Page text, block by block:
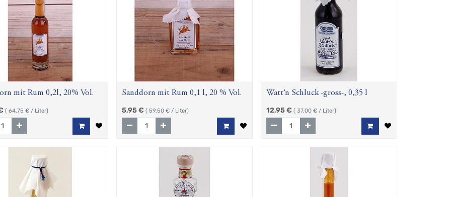
mit Rum 0,2l, 20% Vol.
( 64,75 € / Liter)
Sanddorn mit Rum 0,1 l, 20 % Vol.
5,95€ (59,50 € / Liter)
Watt‘n Schluck -gross-, 0,35 l
12,95€ (37,00 € / Liter)